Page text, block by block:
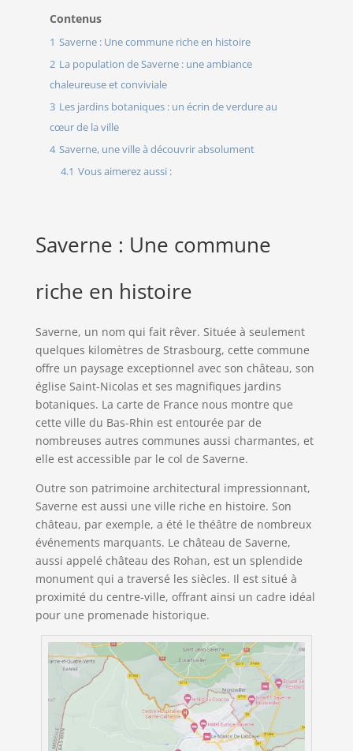
Contenus
1 Saverne : Une commune riche en histoire
2 La population de Saverne : une ambiance
chaleureuse et conviviale
3 Les jardins botaniques : un écrin de verdure au
cœur de la ville
4 Saverne, une ville à découvrir absolument
4.1 Vous aimerez aussi :
Saverne : Une commune
riche en histoire
Saverne, un nom qui fait rêver. Située à seulement
quelques kilomètres de Strasbourg, cette commune
offre un paysage exceptionnel avec son château, son
église Saint-Nicolas et ses magnifiques jardins
botaniques. La carte de France nous montre que
cette ville du Bas-Rhin est entourée par de
nombreuses autres communes aussi charmantes, et
elle est accessible par le col de Saverne.
Outre son patrimoine architectural impressionnant,
Saverne est aussi une ville riche en histoire. Son
château, par exemple, a été le théâtre de nombreux
événements marquants. Le château de Saverne,
aussi appelé château des Rohan, est un splendide
monument qui a traversé les siècles. Il est situé à
proximité du centre-ville, offrant ainsi un cadre idéal
pour une promenade historique.